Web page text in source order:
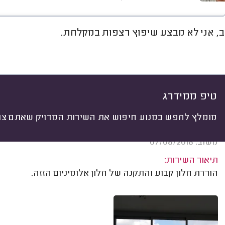
אני לא מבצע שיפוץ רצפות במקלחת.
טיפ ממידרג
מומלץ לחפש במנוע חיפוש את השירות המדויק שאתם
חוות דעת ממוצע גלריה
התקנות
משוב: 07/08/2018
תיאור השירות:
הורדת חלון קבוע והתקנה של חלון אלומיניום הזזה.